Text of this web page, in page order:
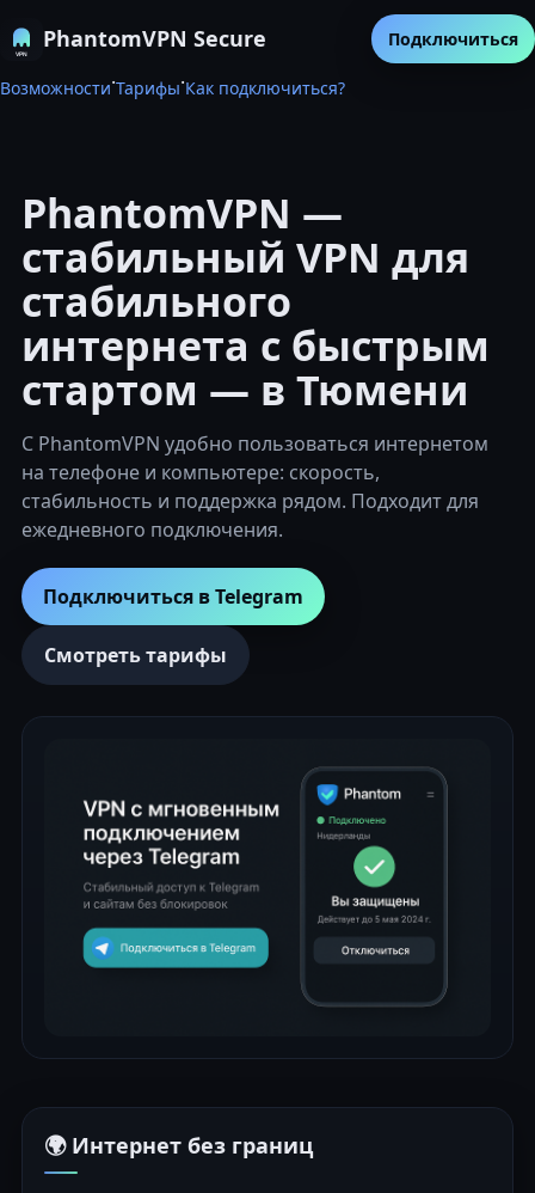
PhantomVPN Secure
Возможности·Тарифы·Как подключиться?
Подключиться
PhantomVPN —
стабильный VPN для
стабильного
интернета с быстрым
стартом — в Тюмени
С PhantomVPN удобно пользоваться интернетом
на телефоне и компьютере: скорость,
стабильность и поддержка рядом. Подходит для
ежедневного подключения.
Подключиться в Telegram
Смотреть тарифы
🌍 Интернет без границ